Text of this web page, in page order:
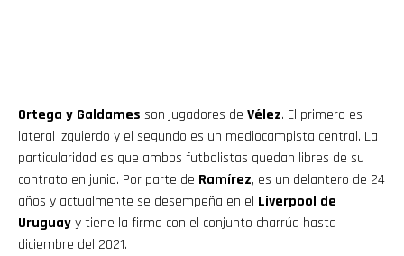
Ortega y Galdames son jugadores de Vélez. El primero es
lateral izquierdo y el segundo es un mediocampista central. La
particularidad es que ambos futbolistas quedan libres de su
contrato en junio. Por parte de Ramírez, es un delantero de 24
años y actualmente se desempeña en el Liverpool de
Uruguayy tiene la firma con el conjunto charrúa hasta
diciembre del 2021.